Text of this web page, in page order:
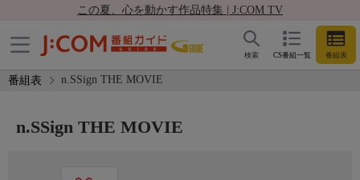
この夏、心を動かす作品特集 | J:COM TV
CS番組一覧 番組表
検索
番組表 n.SSign THE MOVIE
n.SSign THE MOVIE